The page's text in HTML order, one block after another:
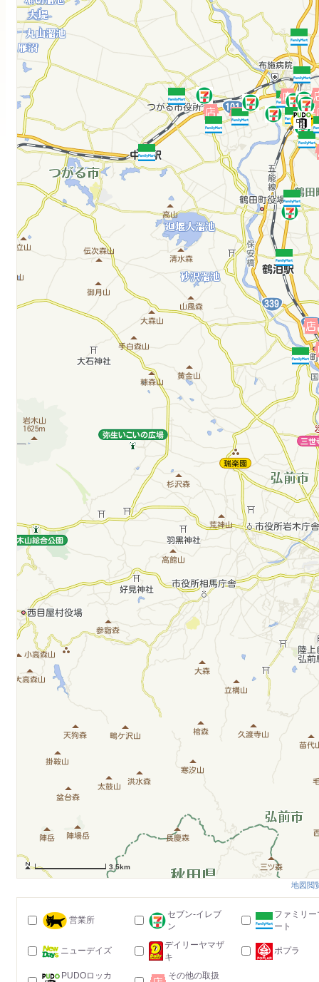
3.5km
地図閲
営業所
セブン-イレブ
ン
ファミリー
ート
ニューデイズ
デイリーヤマザ
キ
ポプラ
PUDOロッカ
その他の取扱